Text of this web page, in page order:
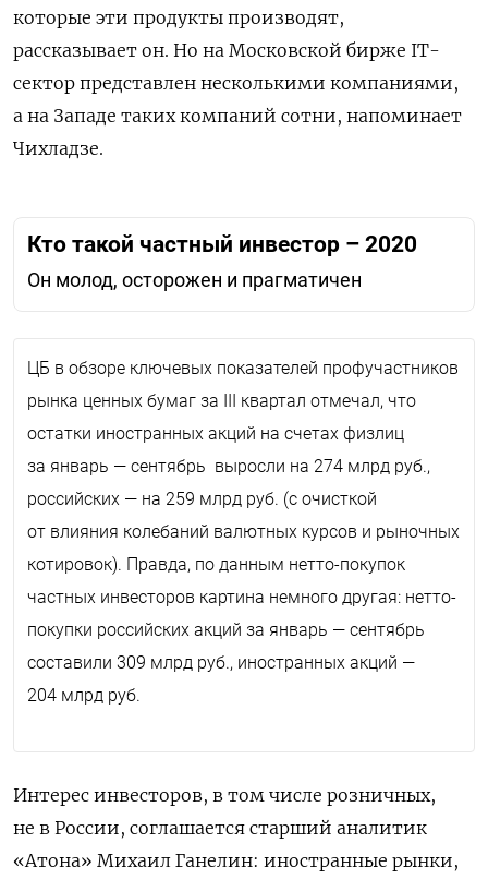
которые эти продукты производят,
рассказывает он. Но на Московской бирже IT-
сектор представлен несколькими компаниями,
а на Западе таких компаний сотни, напоминает
Чихладзе.
Кто такой частный инвестор – 2020
Он молод, осторожен и прагматичен
ЦБ в обзоре ключевых показателей профучастников
рынка ценных бумаг за III квартал отмечал, что
остатки иностранных акций на счетах физлиц
за январь — сентябрь выросли на 274 млрд руб.,
российских — на 259 млрд руб. (с очисткой
от влияния колебаний валютных курсов и рыночных
котировок). Правда, по данным нетто-покупок
частных инвесторов картина немного другая: нетто-
покупки российских акций за январь — сентябрь
составили 309 млрд руб., иностранных акций —
204 млрд руб.
Интерес инвесторов, в том числе розничных,
не в России, соглашается старший аналитик
«Атона» Михаил Ганелин: иностранные рынки,